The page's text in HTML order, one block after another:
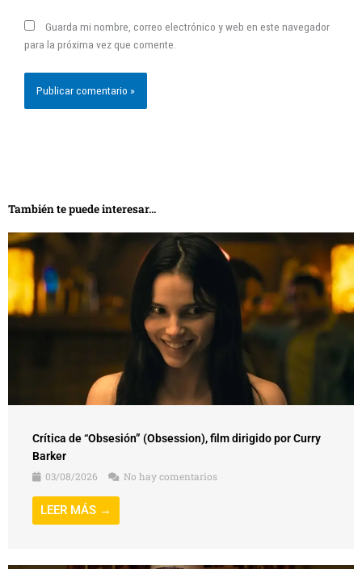
Guarda mi nombre, correo electrónico y web en este navegador
para la próxima vez que comente.
También te puede interesar...
Crítica de “Obsesión” (Obsession), film dirigido por Curry
Barker
03/08/2026
No hay comentarios
LEER MÁS →